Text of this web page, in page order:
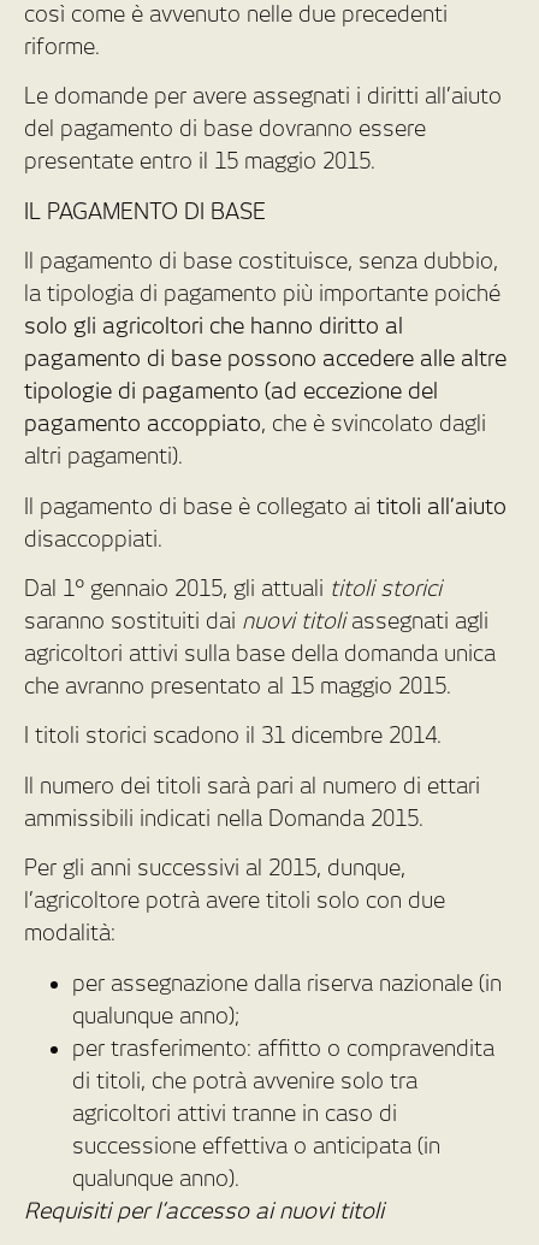
così come è avvenuto nelle due precedenti
riforme.
Le domande per avere assegnati i diritti all’aiuto
del pagamento di base dovranno essere
presentate entro il 15 maggio 2015.
IL PAGAMENTO DI BASE
Il pagamento di base costituisce, senza dubbio,
la tipologia di pagamento più importante poiché
solo gli agricoltori che hanno diritto al
pagamento di base possono accedere alle altre
tipologie di pagamento (ad eccezione del
pagamento accoppiato, che è svincolato dagli
altri pagamenti).
Il pagamento di base è collegato ai titoli all’aiuto
disaccoppiati.
Dal 1° gennaio 2015, gli attuali titoli storici
saranno sostituiti dai nuovi titoliassegnati agli
agricoltori attivi sulla base della domanda unica
che avranno presentato al 15 maggio 2015.
I titoli storici scadono il 31 dicembre 2014.
Il numero dei titoli sarà pari al numero di ettari
ammissibili indicati nella Domanda 2015.
Per gli anni successivi al 2015, dunque,
l’agricoltore potrà avere titoli solo con due
modalità:
per assegnazione dalla riserva nazionale (in
qualunque anno);
per trasferimento: affitto o compravendita
di titoli, che potrà avvenire solo tra
agricoltori attivi tranne in caso di
successione effettiva o anticipata (in
qualunque anno).
Requisiti per l’accesso ai nuovi titoli